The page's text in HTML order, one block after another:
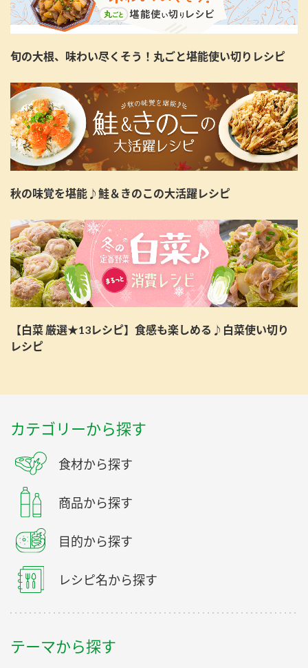
旬の大根、味わい尽くそう！丸ごと堪能使い切りレシピ
秋の味覚を堪能♪鮭＆きのこの大活躍レシピ
【白菜 厳選★13レシピ】食感も楽しめる♪白菜使い切り
レシピ
カテゴリーから探す
食材から探す
商品から探す
目的から探す
レシピ名から探す
テーマから探す